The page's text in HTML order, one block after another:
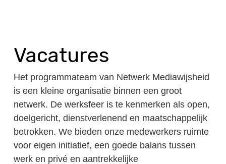
Vacatures
Het programmateam van Netwerk Mediawijsheid
is een kleine organisatie binnen een groot
netwerk. De werksfeer is te kenmerken als open,
doelgericht, dienstverlenend en maatschappelijk
betrokken. We bieden onze medewerkers ruimte
voor eigen initiatief, een goede balans tussen
werk en privé en aantrekkelijke